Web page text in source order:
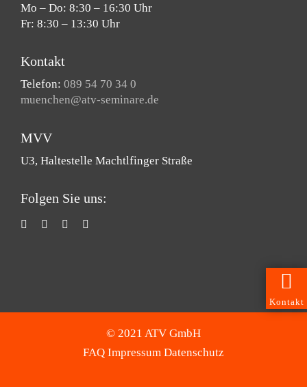
Kontakt
Mo – Do: 8:30 – 16:30 Uhr
Fr: 8:30 – 13:30 Uhr
Kontakt
Telefon: 089 54 70 34 0
muenchen@atv-seminare.de
MVV
U3, Haltestelle Machtlfinger Straße
Folgen Sie uns:
© 2021 ATV GmbH
FAQ Impressum Datenschutz